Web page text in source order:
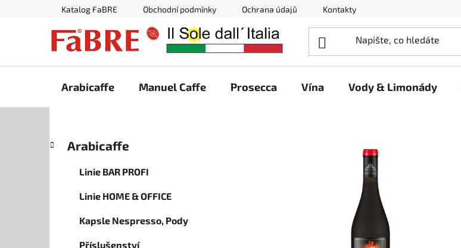
Katalog FaBRE Obchodní podmínky Ochrana údajů Kontakty
Arabicaffe Manuel Caffe Prosecca Vína Vody & Limonády
P
kategorie
a
Arabicaffe
Linie BAR PROFI
Linie HOME & OFFICE
Kapsle Nespresso, Pody
Příslušenství